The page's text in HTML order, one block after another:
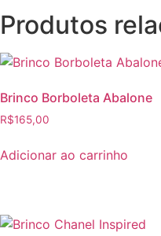
Produtos
Brinco Borboleta Abalone
R$165,00
Adicionar ao carrinho